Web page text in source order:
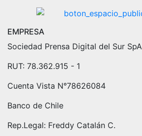
EMPRESA
Sociedad Prensa Digital del Sur SpA
RUT: 78.362.915 - 1
Cuenta Vista N°78626084
Banco de Chile
Rep.Legal: Freddy Catalán C.